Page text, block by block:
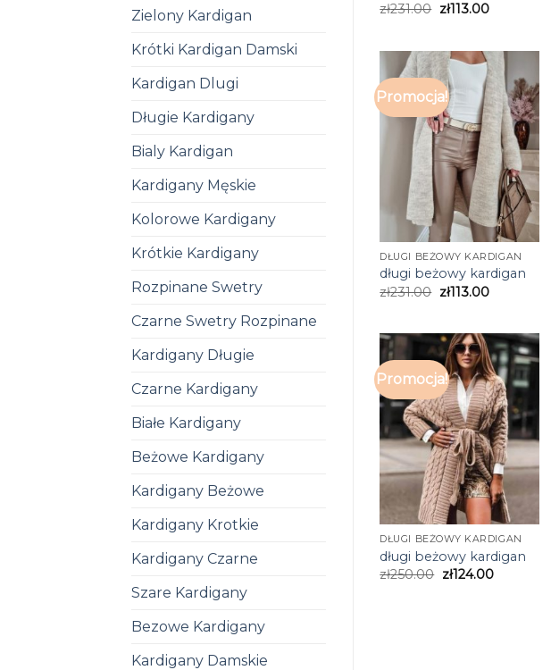
Zielony Kardigan
Krótki Kardigan Damski
Kardigan Dlugi
Długie Kardigany
Bialy Kardigan
Kardigany Męskie
Kolorowe Kardigany
Krótkie Kardigany
Rozpinane Swetry
Czarne Swetry Rozpinane
Kardigany Długie
Czarne Kardigany
Białe Kardigany
Beżowe Kardigany
Kardigany Beżowe
Kardigany Krotkie
Kardigany Czarne
Szare Kardigany
Bezowe Kardigany
Kardigany Damskie
zł231.00 zł113.00
Promocja!
DŁUGI BEŻOWY KARDIGAN
długi beżowy kardigan
zł231.00 zł113.00
Promocja!
DŁUGI BEŻOWY KARDIGAN
długi beżowy kardigan
zł250.00 zł124.00